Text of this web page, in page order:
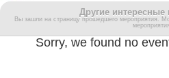
Другие интересные
Вы зашли на страницу прошедшего мероприятия.
Sorry, we found no